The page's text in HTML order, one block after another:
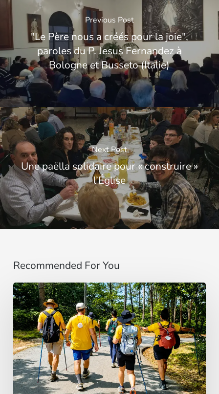
Previous Post
"Le Père nous a créés pour la joie",
paroles du P. Jesus Fernandez à
Bologne et Busseto (Italie)
Next Post
Une paëlla solidaire pour « construire »
l’Église
Recommended For You
“Estoy
contigo”
:
De
Brasil
a
la